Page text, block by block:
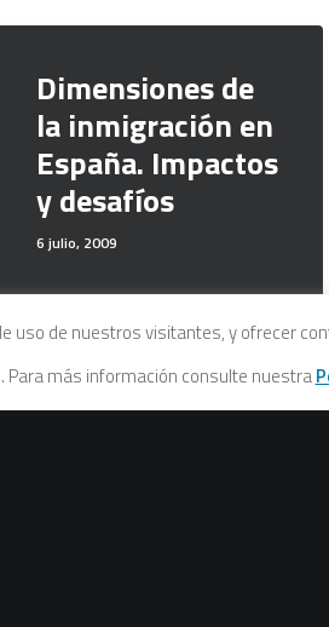
Dimensiones de
la inmigración en
España. Impactos
y desafíos
6 julio, 2009
Urbanización,
uso de nuestros visitantes, y ofrecer
Para más información consulte nuestra